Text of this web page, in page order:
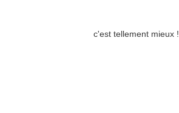
c'est tellement mieux !